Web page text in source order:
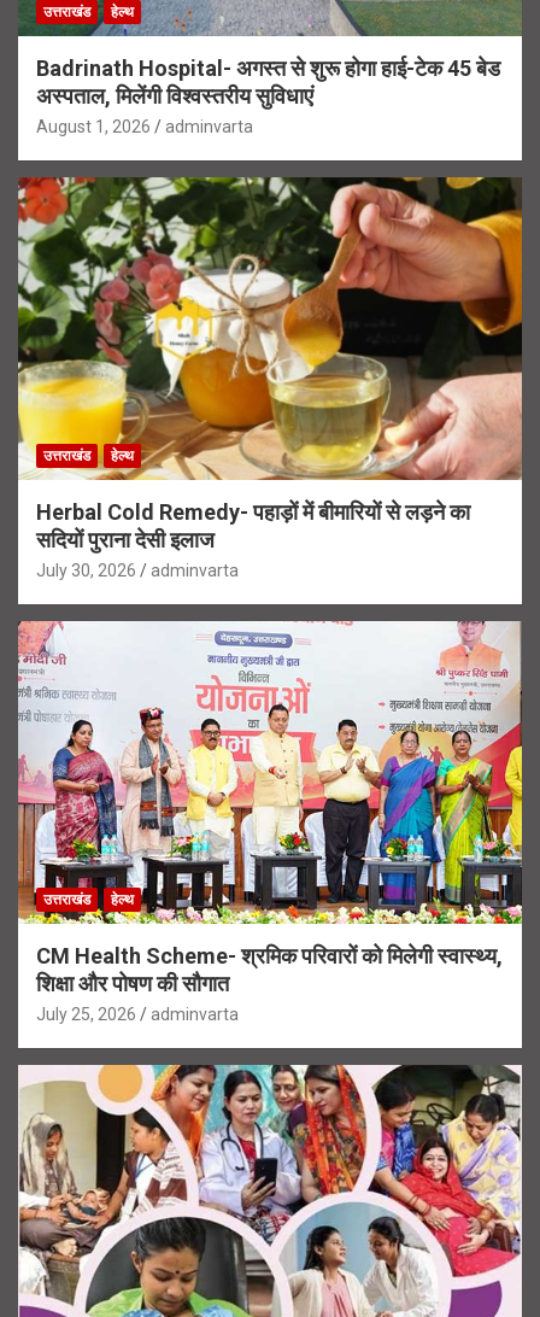
उत्तराखंड हेल्थ
Badrinath Hospital- अगस्त से शुरू होगा हाई-टेक 45 बेड
अस्पताल, मिलेंगी विश्वस्तरीय सुविधाएं
August 1, 2026 adminvarta
उत्तराखंड हेल्थ
Herbal Cold Remedy- पहाड़ों में बीमारियों से लड़ने का
सदियों पुराना देसी इलाज
July 30, 2026 adminvarta
उत्तराखंड हेल्थ
CM Health Scheme- श्रमिक परिवारों को मिलेगी स्वास्थ्य,
शिक्षा और पोषण की सौगात
July 25, 2026 adminvarta